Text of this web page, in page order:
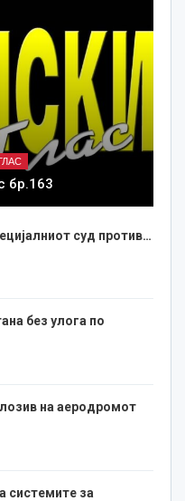
бр.163
суд против…
без улога по
на аеродромот
системите за